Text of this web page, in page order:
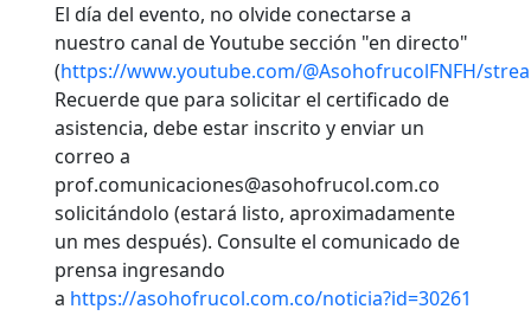
El día del evento, no olvide conectarse a
nuestro canal de Youtube sección "en directo"
(https://www.youtube.com/@AsohofrucolFNFH/
Recuerde que para solicitar el certificado de
asistencia, debe estar inscrito y enviar un
correo a
prof.comunicaciones@asohofrucol.com.co
solicitándolo (estará listo, aproximadamente
un mes después). Consulte el comunicado de
prensa ingresando
a https://asohofrucol.com.co/noticia?id=30261